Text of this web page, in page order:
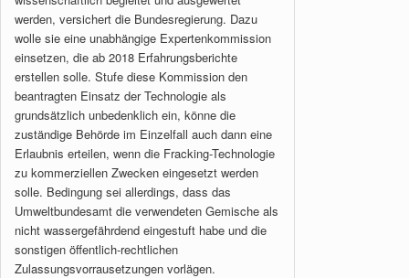
werden, versichert die Bundesregierung. Dazu
wolle sie eine unabhängige Expertenkommission
einsetzen, die ab 2018 Erfahrungsberichte
erstellen solle. Stufe diese Kommission den
beantragten Einsatz der Technologie als
grundsätzlich unbedenklich ein, könne die
zuständige Behörde im Einzelfall auch dann eine
Erlaubnis erteilen, wenn die Fracking-Technologie
zu kommerziellen Zwecken eingesetzt werden
solle. Bedingung sei allerdings, dass das
Umweltbundesamt die verwendeten Gemische als
nicht wassergefährdend eingestuft habe und die
sonstigen öffentlich-rechtlichen
Zulassungsvorrausetzungen vorlägen.